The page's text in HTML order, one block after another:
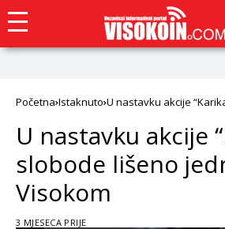
Početna Istaknuto U nastavku akcije
U nastavku akcije
slobode lišeno
Visokom
3 MJESECA PRIJE